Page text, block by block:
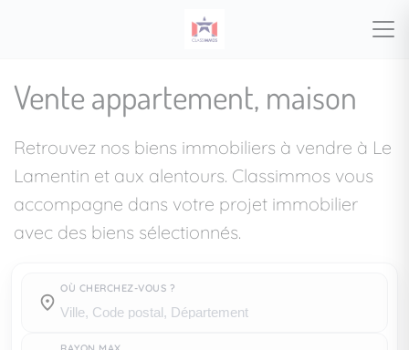
Vente appartement, maison
Retrouvez nos biens immobiliers à vendre à Le
Lamentin et aux alentours. Classimmos vous
accompagne dans votre projet immobilier
avec des biens sélectionnés.
OÙ CHERCHEZ-VOUS ?
Où cherchez-vous ?